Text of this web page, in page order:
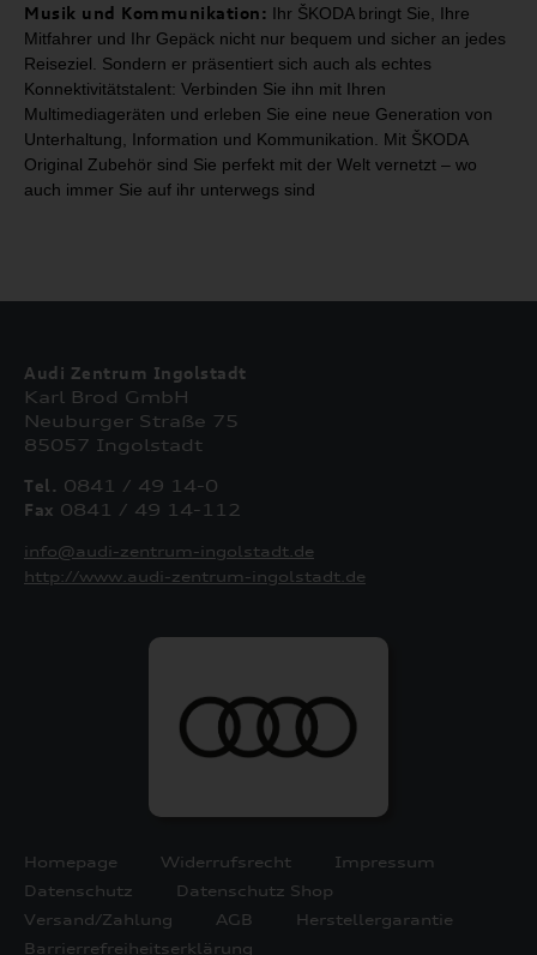
Musik und Kommunikation: Ihr ŠKODA bringt Sie, Ihre
Mitfahrer und Ihr Gepäck nicht nur bequem und sicher an jedes
Reiseziel. Sondern er präsentiert sich auch als echtes
Konnektivitätstalent: Verbinden Sie ihn mit Ihren
Multimediageräten und erleben Sie eine neue Generation von
Unterhaltung, Information und Kommunikation. Mit ŠKODA
Original Zubehör sind Sie perfekt mit der Welt vernetzt – wo
auch immer Sie auf ihr unterwegs sind
Audi Zentrum Ingolstadt
Karl Brod GmbH
Neuburger Straße 75
85057 Ingolstadt
Tel. 0841 / 49 14-0
Fax 0841 / 49 14-112
info@audi-zentrum-ingolstadt.de
http://www.audi-zentrum-ingolstadt.de
Homepage Widerrufsrecht
Impressum
Datenschutz
Datenschutz Shop
Versand/Zahlung
AGB
Herstellergarantie
Barrierrefreiheitserklärung